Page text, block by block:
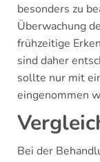
besonders zu
Überwachung
frühzeitige
sind daher
sollte nur mit
eingenommen
Bei der